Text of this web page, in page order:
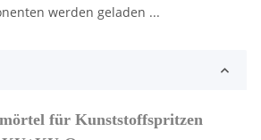
werden geladen ...
für Kunststoffspritzen